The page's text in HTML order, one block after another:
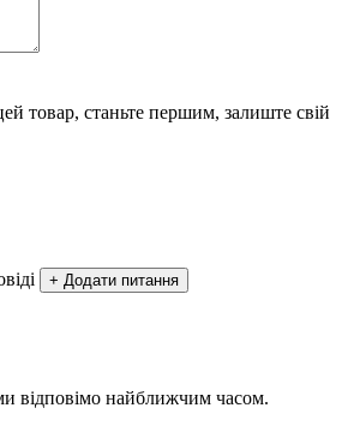
товар, станьте першим, залиште свій
+ Додати питання
відповімо найближчим часом.